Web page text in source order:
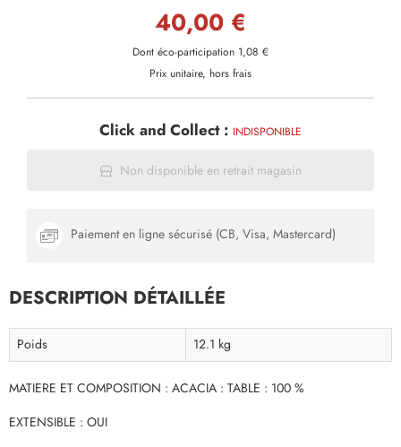
40,00 €
Dont éco-participation 1,08 €
Prix unitaire, hors frais
Click and Collect : INDISPONIBLE
Non disponible en retrait magasin
Paiement en ligne sécurisé (CB, Visa, Mastercard)
DESCRIPTION DÉTAILLÉE
Poids 12.1 kg
MATIERE ET COMPOSITION : ACACIA : TABLE : 100 %
EXTENSIBLE : OUI